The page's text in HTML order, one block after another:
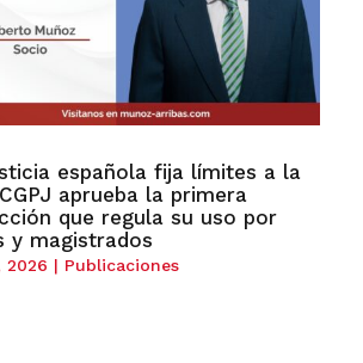
española fija límites a la
aprueba la primera
que regula su uso por
y magistrados
2026 | Publicaciones